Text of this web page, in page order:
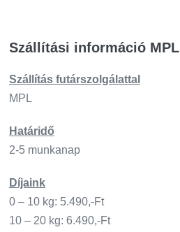
Szállítási információ MPL
Szállítás futárszo lgálattal
MPL
Határidő
2-5 munkanap
Díjaink
0 – 10 kg: 5.490,-Ft
10 – 20 kg: 6.490,-Ft